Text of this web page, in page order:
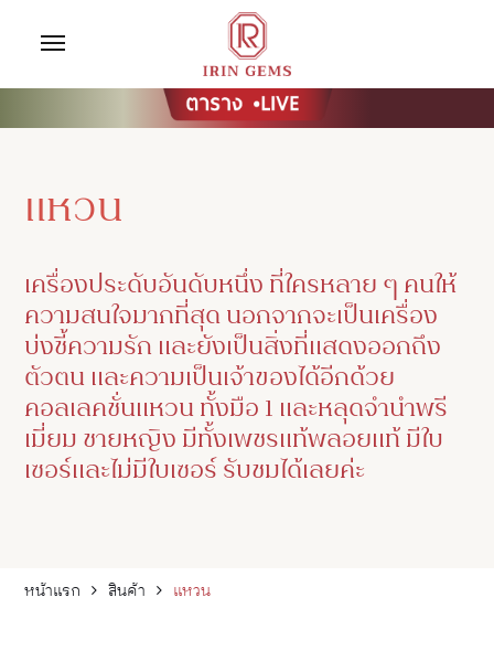
แหวน
เครื่องประดับอันดับหนึ่ง ที่ใครหลาย ๆ คนให้
ความสนใจมากที่สุด นอกจากจะเป็นเครื่อง
บ่งชี้ความรัก และยังเป็นสิ่งที่แสดงออกถึง
ตัวตน และความเป็นเจ้าของได้อีกด้วย
คอลเลคชั่นแหวน ทั้งมือ 1 และหลุดจำนำพรี
เมี่ยม ชายหญิง มีทั้งเพชรแท้พลอยแท้ มีใบ
เซอร์และไม่มีใบเซอร์ รับชมได้เลยค่ะ
หน้าแรก สินค้า แหวน